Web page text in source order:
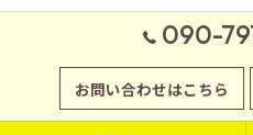
090-
お問い合わせはこちら